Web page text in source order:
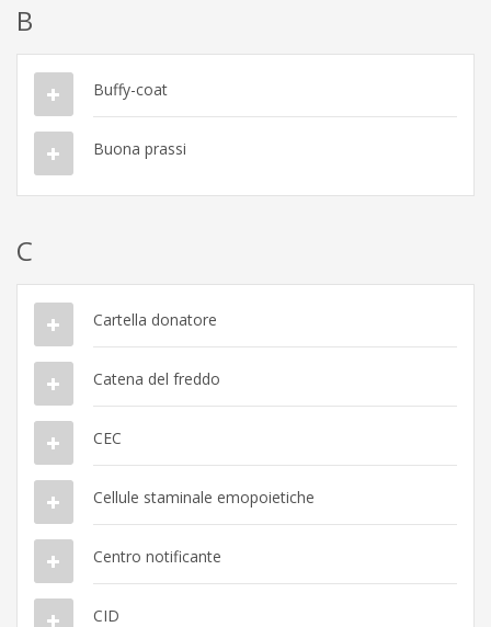
B
Buffy-coat
Buona prassi
C
Cartella donatore
Catena del freddo
CEC
Cellule staminale emopoietiche
Centro notificante
CID